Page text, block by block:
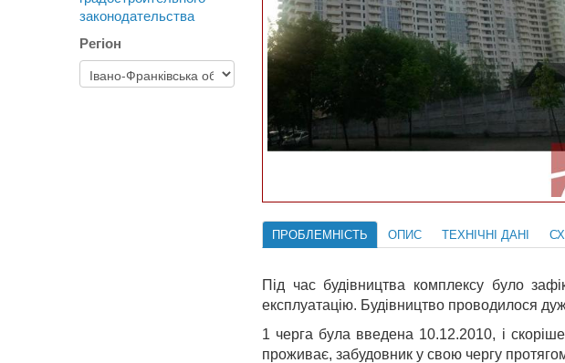
законодательства
Регіон
ПРОБЛЕМНІСТЬ ОПИС ТЕХНІЧНІ ДАНІ
Під час будівництва комплексу було
експлуатацію. Будівництво проводилося
1 черга була введена 10.12.2010, і
проживає, забудовник у свою чергу